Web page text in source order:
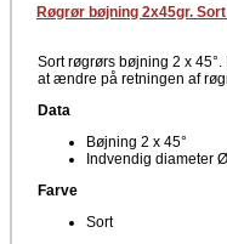
Røgrør bøjning 2x45gr.
Sort røgrørs bøjning 2 x
at ændre på retningen af
Data
Bøjning 2 x 45°
Indvendig diameter
Farve
Sort